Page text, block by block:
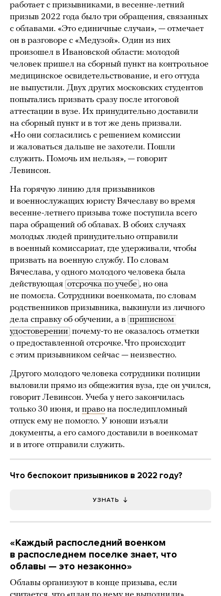
работает с призывниками, в весенне-летний
призыв 2022 года было три обращения, связанных
с облавами. «Это единичные случаи», — отмечает
он в разговоре с «Медузой». Один из них
произошел в Ивановской области: молодой
человек пришел на сборный пункт на контрольное
медицинское освидетельствование, и его оттуда
не выпустили. Двух других московских студентов
попытались призвать сразу после итоговой
аттестации в вузе. Их принудительно доставили
на сборный пункт и в тот же день призвали.
«Но они согласились с решением комиссии
и жаловаться дальше не захотели. Пошли
служить. Помочь им нельзя», — говорит
Левинсон.
На горячую линию для призывников
и военнослужащих юристу Вячеславу во время
весенне-летнего призыва тоже поступила всего
пара обращений об облавах. В обоих случаях
молодых людей принудительно отправили
в военный комиссариат, где удерживали, чтобы
призвать на военную службу. По словам
Вячеслава, у одного молодого человека была
действующая отсрочка по учебе , но она
не помогла. Сотрудники военкомата, по словам
родственников призывника, выкинули из личного
дела справку об обучении, а в приписном
удостоверении почему-то не оказалось отметки
о предоставленной отсрочке. Что происходит
с этим призывником сейчас — неизвестно.
Другого молодого человека сотрудники полиции
выловили прямо из общежития вуза, где он учился,
говорит Левинсон. Учеба у него закончилась
только 30 июня, и право на последипломный
отпуск ему не помогло. У юноши изъяли
документы, а его самого доставили в военкомат
и в итоге отправили служить.
Что беспокоит призывников в 2022 году?
УЗНАТЬ
«Каждый распоследний военком
в распоследнем поселке знает, что
облавы — это незаконно»
Облавы организуют в конце призыва, если